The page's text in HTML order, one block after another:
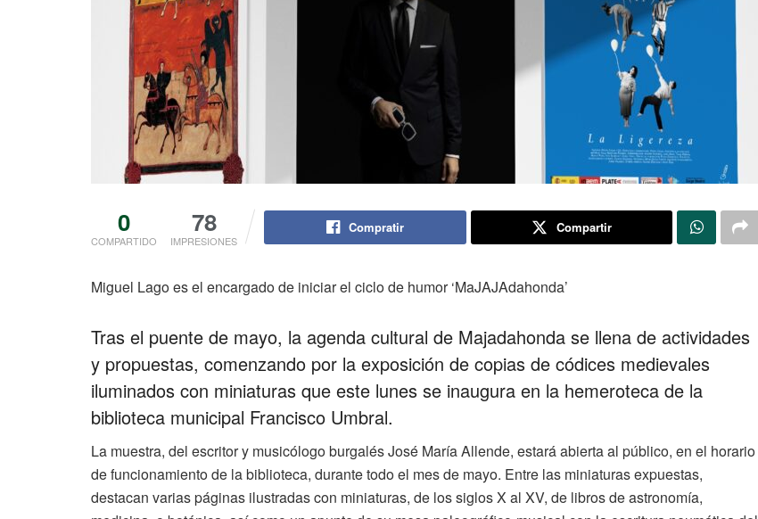
0
COMPARTIDO
78
IMPRESIONES
Compratir Compartir
Miguel Lago es el encargado de iniciar el ciclo de humor ‘MaJAJAdahonda’
Tras el puente de mayo, la agenda cultural de Majadahonda se llena de actividades
y propuestas, comenzando por la exposición de copias de códices medievales
iluminados con miniaturas que este lunes se inaugura en la hemeroteca de la
biblioteca municipal Francisco Umbral.
La muestra, del escritor y musicólogo burgalés José María Allende, estará abierta al público, en el horario
de funcionamiento de la biblioteca, durante todo el mes de mayo. Entre las miniaturas expuestas,
destacan varias páginas ilustradas con miniaturas, de los siglos X al XV, de libros de astronomía,